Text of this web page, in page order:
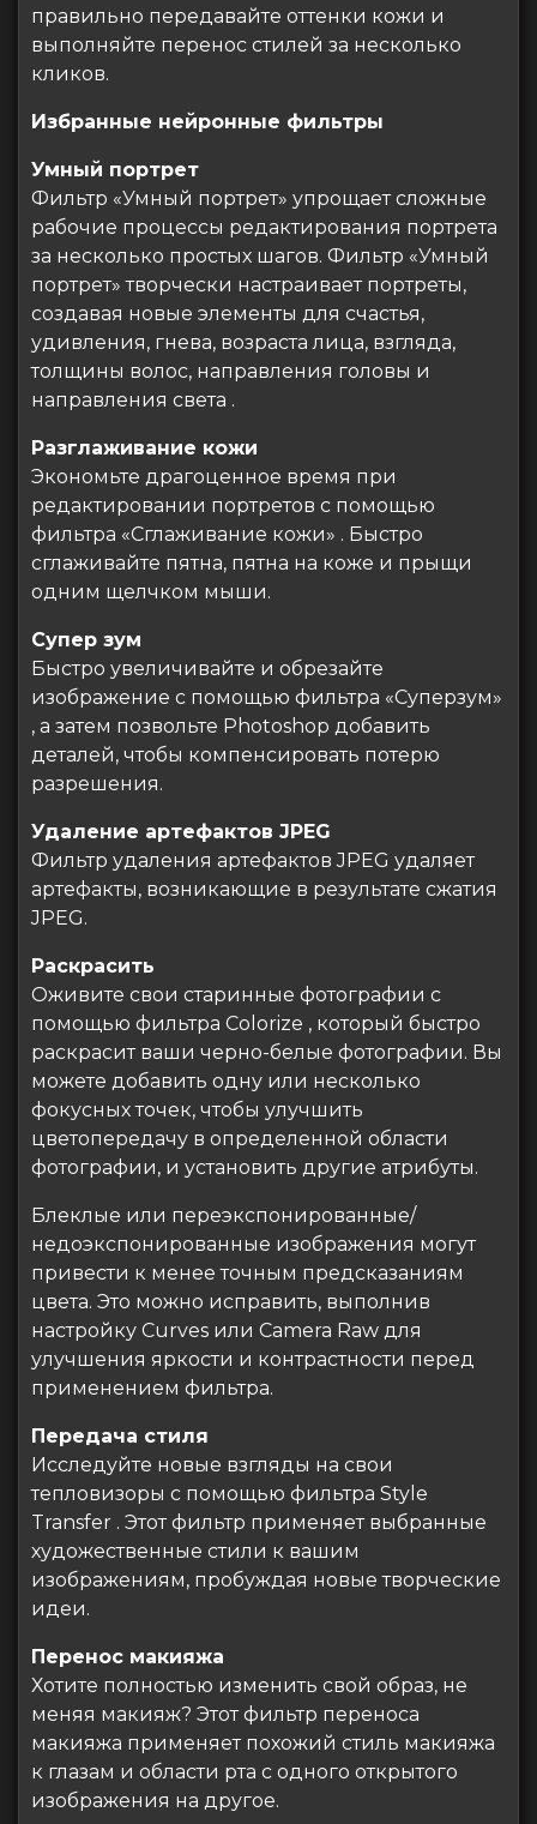
правильно передавайте оттенки кожи и
выполняйте перенос стилей за несколько
кликов.
Избранные нейронные фильтры
Умный портрет
Фильтр «Умный портрет» упрощает сложные
рабочие процессы редактирования портрета
за несколько простых шагов. Фильтр «Умный
портрет» творчески настраивает портреты,
создавая новые элементы для счастья,
удивления, гнева, возраста лица, взгляда,
толщины волос, направления головы и
направления света .
Разглаживание кожи
Экономьте драгоценное время при
редактировании портретов с помощью
фильтра «Сглаживание кожи» . Быстро
сглаживайте пятна, пятна на коже и прыщи
одним щелчком мыши.
Супер зум
Быстро увеличивайте и обрезайте
изображение с помощью фильтра «Суперзум»
, а затем позвольте Photoshop добавить
деталей, чтобы компенсировать потерю
разрешения.
Удаление артефактов JPEG
Фильтр удаления артефактов JPEG удаляет
артефакты, возникающие в результате сжатия
JPEG.
Раскрасить
Оживите свои старинные фотографии с
помощью фильтра Colorize , который быстро
раскрасит ваши черно-белые фотографии. Вы
можете добавить одну или несколько
фокусных точек, чтобы улучшить
цветопередачу в определенной области
фотографии, и установить другие атрибуты.
Блеклые или переэкспонированные/
недоэкспонированные изображения могут
привести к менее точным предсказаниям
цвета. Это можно исправить, выполнив
настройку Curves или Camera Raw для
улучшения яркости и контрастности перед
применением фильтра.
Передача стиля
Исследуйте новые взгляды на свои
тепловизоры с помощью фильтра Style
Transfer . Этот фильтр применяет выбранные
художественные стили к вашим
изображениям, пробуждая новые творческие
идеи.
Перенос макияжа
Хотите полностью изменить свой образ, не
меняя макияж? Этот фильтр переноса
макияжа применяет похожий стиль макияжа
к глазам и области рта с одного открытого
изображения на другое.